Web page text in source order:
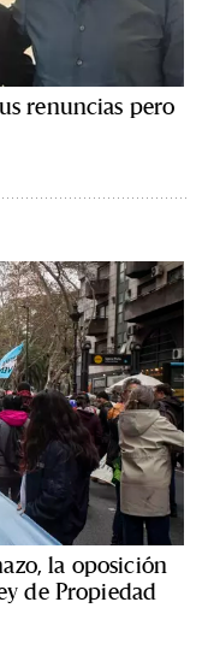
renuncias pero
la oposición
de Propiedad